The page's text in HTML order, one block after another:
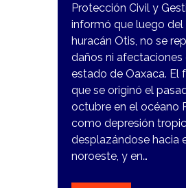
Protección Civil y
informó que luego del
huracán Otis, no se
daños ni afectaciones
estado de Oaxaca. El
que se originó el
octubre en el océano
como depresión
desplazándose hacia
noroeste, y en…